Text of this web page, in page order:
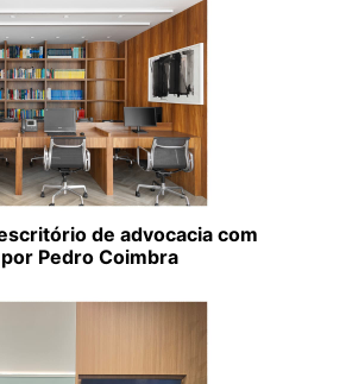
de advocacia com
Pedro Coimbra